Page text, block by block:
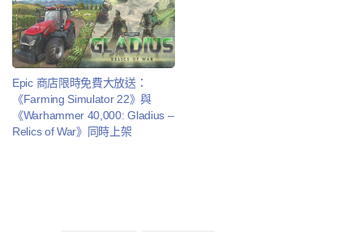
Epic 商店限時免費大放送：
《Farming Simulator 22》與
《Warhammer 40,000: Gladius –
Relics of War》同時上架